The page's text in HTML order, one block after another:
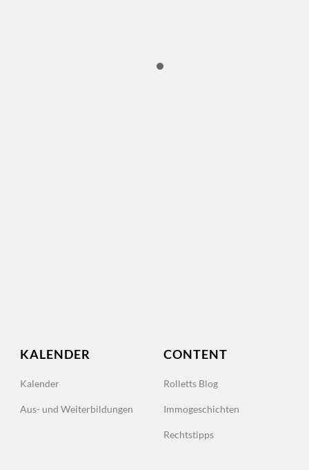
KALENDER
Kalender
Aus- und Weiterbildungen
CONTENT
Rolletts Blog
Immogeschichten
Rechtstipps